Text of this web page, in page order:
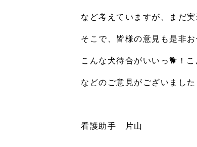
など考えていますが、まだ
そこで、皆様の意見も是非お
こんな犬待合がいいっ🐕 ！
などのご意見がございまし
看護助手 片山